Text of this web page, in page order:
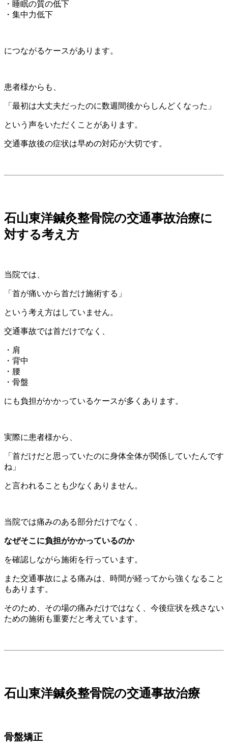
・睡眠の質の低下
・集中力低下
につながるケースがあります。
患者様からも、
「最初は大丈夫だったのに数週間後からしんどくなった」
という声をいただくことがあります。
交通事故後の症状は早めの対応が大切です。
石山東洋鍼灸整骨院の交通事故治療に
対する考え方
当院では、
「首が痛いから首だけ施術する」
という考え方はしていません。
交通事故では首だけでなく、
・肩
・背中
・腰
・骨盤
にも負担がかかっているケースが多くあります。
実際に患者様から、
「首だけだと思っていたのに身体全体が関係していたんです
ね」
と言われることも少なくありません。
当院では痛みのある部分だけでなく、
なぜそこに負担がかかっているのか
を確認しながら施術を行っています。
また交通事故による痛みは、時間が経ってから強くなること
もあります。
そのため、その場の痛みだけではなく、今後症状を残さない
ための施術も重要だと考えています。
石山東洋鍼灸整骨院の交通事故治療
骨盤矯正